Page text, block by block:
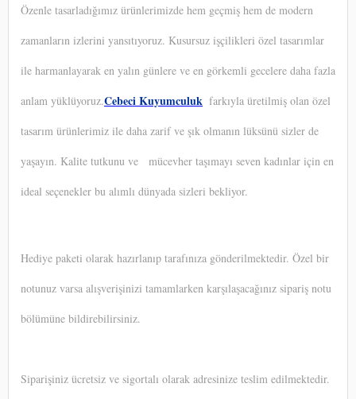
Özenle tasarladığımız ürünlerimizde hem geçmiş hem de modern
zamanların izlerini yansıtıyoruz. Kusursuz işçilikleri özel tasarımlar
ile harmanlayarak en yalın günlere ve en görkemli gecelere daha fazla
anlam yüklüyoruz.Cebeci Kuyumculuk farkıyla üretilmiş olan özel
tasarım ürünlerimiz ile daha zarif ve şık olmanın lüksünü sizler de
yaşayın. Kalite tutkunu ve
mücevher taşımayı seven kadınlar için en
ideal seçenekler bu alımlı dünyada sizleri bekliyor.
Hediye paketi olarak hazırlanıp tarafınıza gönderilmektedir. Özel bir
notunuz varsa alışverişinizi tamamlarken karşılaşacağınız sipariş notu
bölümüne bildirebilirsiniz.
Siparişiniz ücretsiz ve sigortalı olarak adresinize teslim edilmektedir.